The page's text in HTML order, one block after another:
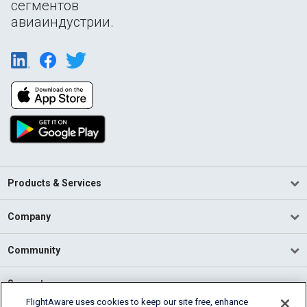
сегментов
авиаиндустрии.
Products & Services
Company
Community
Support
FlightAware uses cookies to keep our site free, enhance